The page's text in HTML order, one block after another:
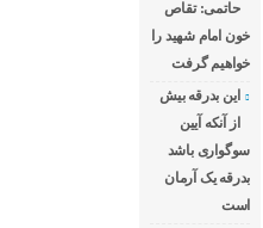
حاتمی: تقاص
خون امام شهید را
خواهیم گرفت
این بدرقه بیش
از آنکه آیین
سوگواری باشد
بدرقه یک آرمان
است